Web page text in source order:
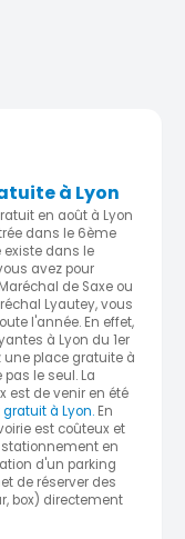
à Lyon
en août à Lyon
dans le 6ème
existe dans le
avez pour
de Saxe ou
Lyautey, vous
l'année. En effet,
à Lyon du 1er
une place gratuite à
le seul. La
est de venir en été
à Lyon. En
est coûteux et
en
d'un parking
de réserver des
box) directement